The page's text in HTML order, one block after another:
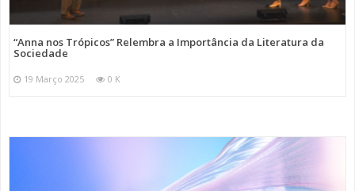
“Anna nos Trópicos” Relembra a Importância da Literatura da
Sociedade
19 Março 2025 0 K